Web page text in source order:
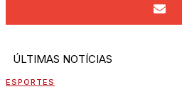
ÚLTIMAS NOTÍCIAS
ESPORTES